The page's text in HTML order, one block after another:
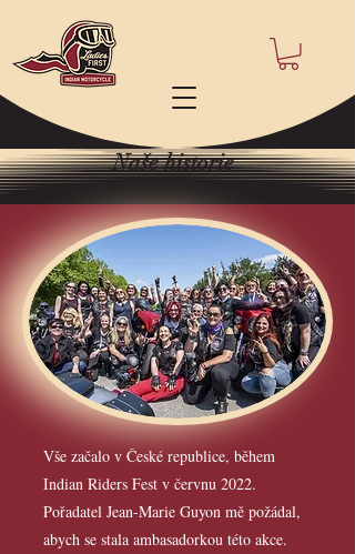
Naše historie
Vše začalo v České republice, během
Indian Riders Fest v červnu 2022.
Pořadatel Jean-Marie Guyon mě požádal,
abych se stala ambasadorkou této akce.